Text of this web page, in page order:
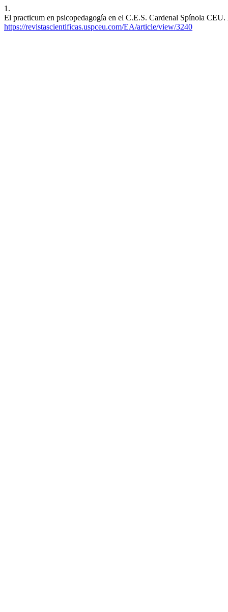
1.
El practicum en psicopedagogía en el C.E.S. Cardenal Spínola CEU.
https://revistascientificas.uspceu.com/EA/article/view/3240